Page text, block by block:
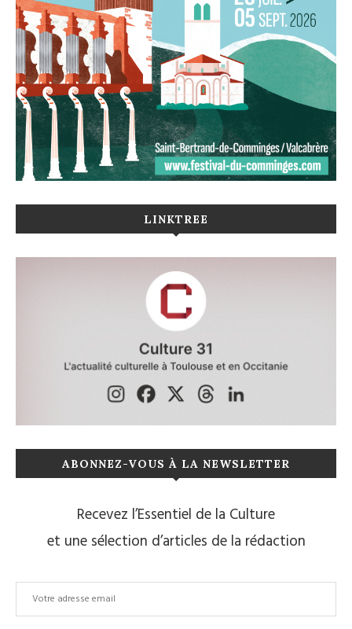
LINKTREE
ABONNEZ-VOUS À LA NEWSLETTER
Recevez l’Essentiel de la Culture
et une sélection d’articles de la rédaction